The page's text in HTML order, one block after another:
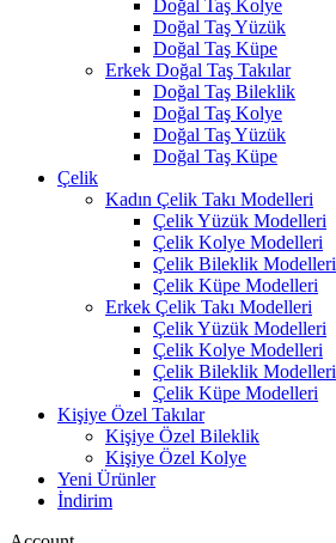
Doğal Taş Kolye
Doğal Taş Yüzük
Doğal Taş Küpe
Erkek Doğal Taş Takılar
Doğal Taş Bileklik
Doğal Taş Kolye
Doğal Taş Yüzük
Doğal Taş Küpe
Çelik
Kadın Çelik Takı Modelleri
Çelik Yüzük Modelleri
Çelik Kolye Modelleri
Çelik Bileklik Modelleri
Çelik Küpe Modelleri
Erkek Çelik Takı Modelleri
Çelik Yüzük Modelleri
Çelik Kolye Modelleri
Çelik Bileklik Modelleri
Çelik Küpe Modelleri
Kişiye Özel Takılar
Kişiye Özel Bileklik
Kişiye Özel Kolye
Yeni Ürünler
İndirim